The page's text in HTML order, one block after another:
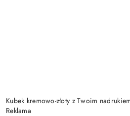
Kubek kremowo-złoty z Twoim
Reklama